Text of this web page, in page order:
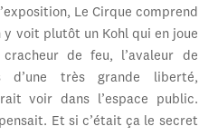
Le Cirque comprend
voit plutôt un Kohl qui en joue
cracheur de feu, l’avaleur de
d’une très grande liberté,
voir dans l’espace public.
Et si c’était ça le secret